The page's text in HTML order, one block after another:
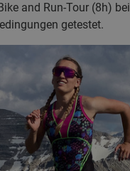
and Run-Tour (8h) bei
getestet.